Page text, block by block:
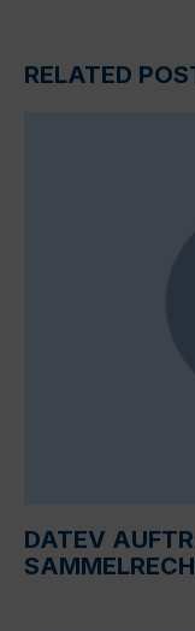
RELATED
DATEV